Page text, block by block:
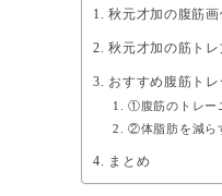
秋元才加の腹筋画
秋元才加の筋トレ
おすすめ腹筋ト
①腹筋のトレー
②体脂肪を減ら
まとめ